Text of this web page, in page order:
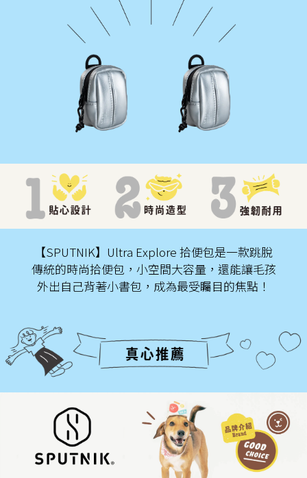
【SPUTNIK】Ultra Explore 拾便包是一款跳脫
傳統的時尚拾便包，小空間大容量，還能讓毛孩
外出自己背著小書包，成為最受矚目的焦點！